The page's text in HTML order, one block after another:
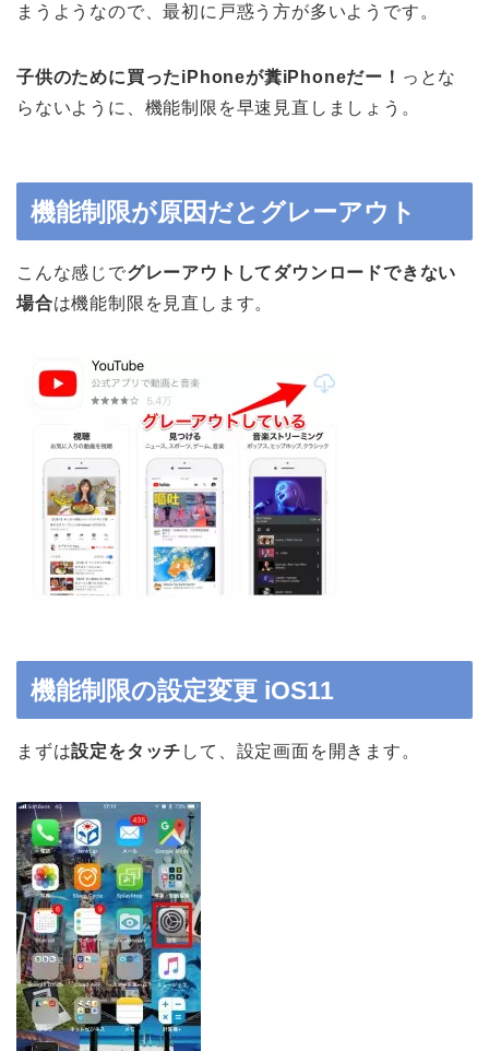
まうようなので、最初に戸惑う方が多いようです。
子供のために買ったiPhoneが糞iPhoneだー！ っとな
らないように、機能制限を早速見直しましょう。
機能制限が原因だとグレーアウト
こんな感じでグレーアウトしてダウンロードできない
場合は機能制限を見直します。
機能制限の設定変更 iOS11
まずは設定をタッチ して、設定画面を開きます。